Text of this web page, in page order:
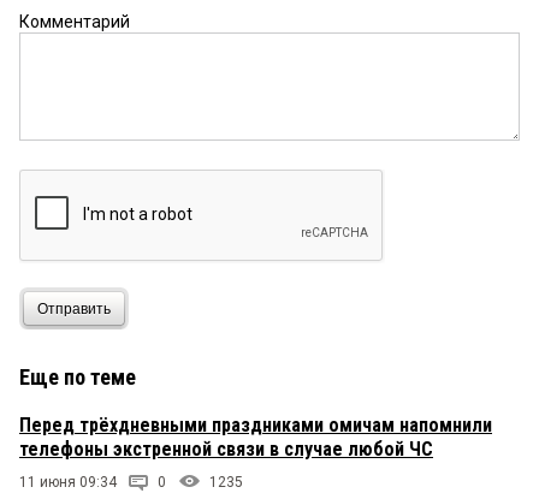
Комментарий
Отправить
Еще по теме
Перед трёхдневными праздниками омичам напомнили
телефоны экстренной связи в случае любой ЧС
11 июня 09:34 0 1235